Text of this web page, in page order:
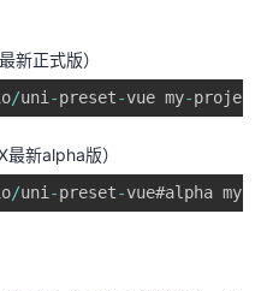
新正式版）
/uni -preset-vue my-project
新alpha版）
/uni -preset-vue#alpha my